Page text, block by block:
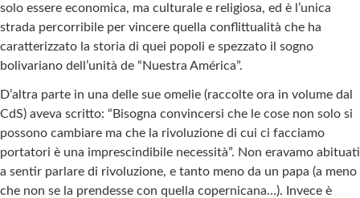
solo essere economica, ma culturale e religiosa, ed è l’unica
strada percorribile per vincere quella conflittualità che ha
caratterizzato la storia di quei popoli e spezzato il sogno
bolivariano dell’unità de “Nuestra América”.
D’altra parte in una delle sue omelie (raccolte ora in volume dal
CdS) aveva scritto: “Bisogna convincersi che le cose non solo si
possono cambiare ma che la rivoluzione di cui ci facciamo
portatori è una imprescindibile necessità”. Non eravamo abituati
a sentir parlare di rivoluzione, e tanto meno da un papa (a meno
che non se la prendesse con quella copernicana…). Invece è